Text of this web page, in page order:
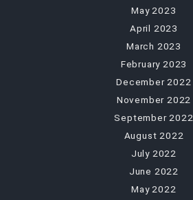
May 2023
April 2023
March 2023
February 2023
December 2022
November 2022
September 2022
August 2022
July 2022
June 2022
May 2022